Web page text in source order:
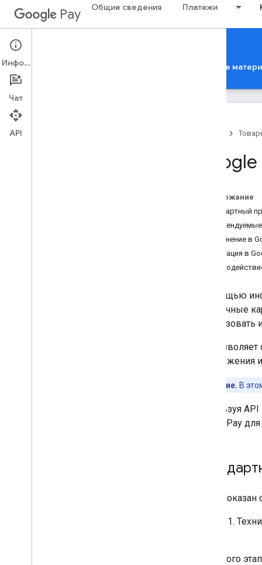
Pay Общие сведения Платежи
Google Pay for Passes
Главная страница Справочные
Содержание
Стандартный
Сохранение в
Активация в
С помощью
подарочные
API
предложения
Примечание. В
Используя
Google Pay
Ниже показан
У каждого
Информация
Чат
API